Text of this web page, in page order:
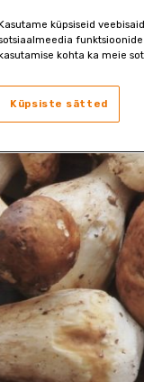
küpsiseid
kohta ka meie
Küpsiste sätted